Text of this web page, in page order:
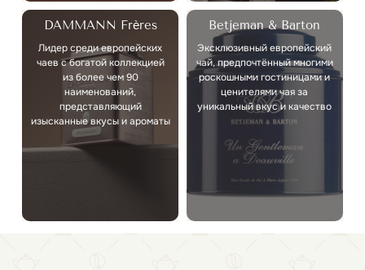
DAMMANN Frères
Лидер среди европейских
чаев с богатой коллекцией
из более чем 90
наименований,
представляющий
изысканные вкусы и ароматы
Betjeman & Barton
Эксклюзивный европейский
чай, предпочтённый многими
роскошными гостиницами и
ценителями чая за
уникальный вкус и качество